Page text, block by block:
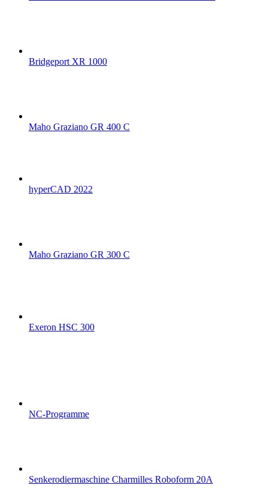
Bridgeport XR 1000
Maho Graziano GR 400 C
hyperCAD 2022
Maho Graziano GR 300 C
Exeron HSC 300
NC-Programme
Senkerodiermaschine Charmilles Roboform 20A